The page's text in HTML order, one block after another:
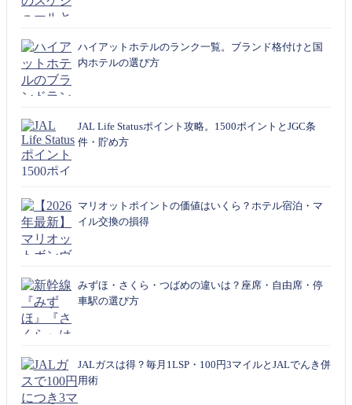
ハイアットホテルのランク一覧。ブランド格付けと国
内ホテルの選び方
JAL Life Statusポイント攻略。1500ポイントとJGC条
件・貯め方
マリオットポイントの価値はいくら？ホテル宿泊・マ
イル交換の損得
みずほ・さくら・つばめの違いは？座席・自由席・停
車駅の選び方
JALガスは得？毎月1LSP・100円3マイルとJALでんき併
用術